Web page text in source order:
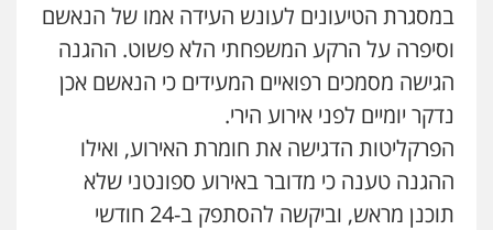
במסגרת הטיעונים לעונש העידה אמו של הנאשם
וסיפרה על הרקע המשפחתי הלא פשוט. ההגנה
הגישה מסמכים רפואיים המעידים כי הנאשם אכן
נדקר יומיים לפני אירוע הירי.
הפרקליטות הדגישה את חומרת האירוע, ואילו
ההגנה טענה כי מדובר באירוע ספונטני שלא
תוכנן מראש, וביקשה להסתפק ב-24 חודשי